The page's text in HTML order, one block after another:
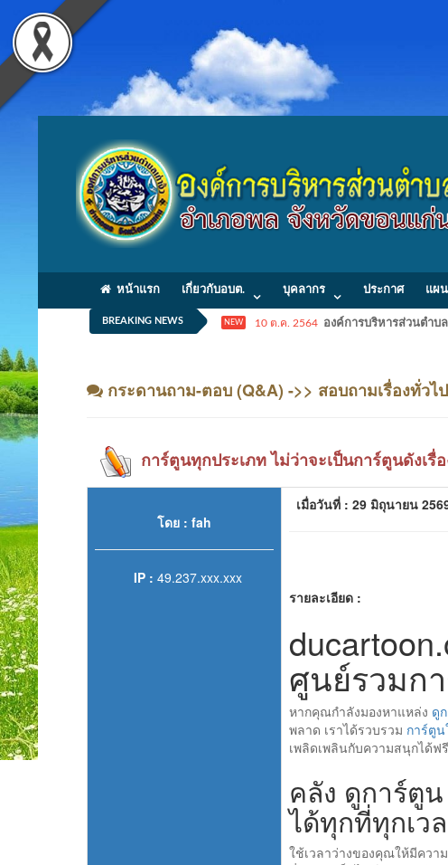
หน้าแรก เกี่ยวกับอบต. บุคลากร ประกาศ แผ
BREAKING NEWS NEW 10 ต.ค. 2564 องค์การบริหารส่วนตำบ
กระดานถาม-ตอบ (Q&A) ->> สอบถามเรื่องทั่วไป
การ์ตูนทุกประเภท ไม่ว่าจะเป็นการ์ตูนดังเรื่
โดย : fah
IP : 49.237.xxx.xxx
เมื่อวันที่ : 29 มิถุนายน
รายละเอียด :
ศูนย์รวมก
หากคุณกำลังมองหาแหล่ง ดู
พลาด เราได้รวบรวม การ์ตูน
เพลิดเพลินกับความสนุกได้ฟ
คลัง ดูการ์ตู
ได้ทุกที่ทุกเว
ใช้เวลาว่างของคุณให้มีควา